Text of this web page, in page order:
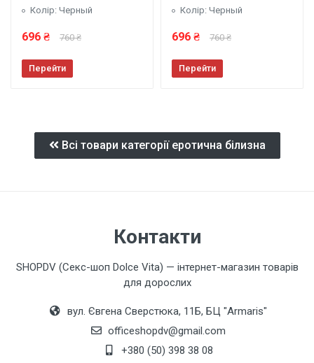
Колір: Черный
696 ₴ 760 ₴
Перейти
Колір: Черный
696 ₴ 760 ₴
Перейти
Всі товари категорії еротична білизна
Контакти
SHOPDV (Секс-шоп Dolce Vita) — інтернет-магазин товарів
для дорослих
вул. Євгена Сверстюка, 11Б, БЦ "Armaris"
officeshopdv@gmail.com
+380 (50) 398 38 08